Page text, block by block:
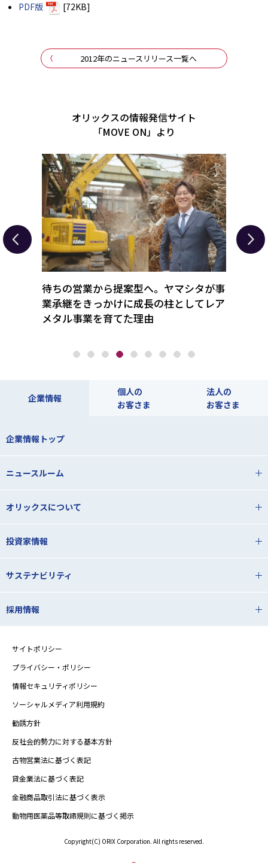
PDF版 [72KB]
2012年のニュースリリース一覧へ
オリックスの情報発信サイト
「MOVE ON」より
待ちの営業から提案型へ。ヤマシタが事
業承継をきっかけに成長の柱としてレア
メタル事業を育てた理由
企業情報
個人の
お客さま
法人の
お客さま
企業情報トップ
ニュースルーム
オリックスについて
投資家情報
サステナビリティ
採用情報
サイトポリシー
プライバシー・ポリシー
情報セキュリティポリシー
ソーシャルメディア利用規約
勧誘方針
反社会的勢力に対する基本方針
古物営業法に基づく表記
貸金業法に基づく表記
金融商品取引法に基づく表示
動物用医薬品等取締規則に基づく掲示
Copyright(C) ORIX Corporation. All rights reserved.